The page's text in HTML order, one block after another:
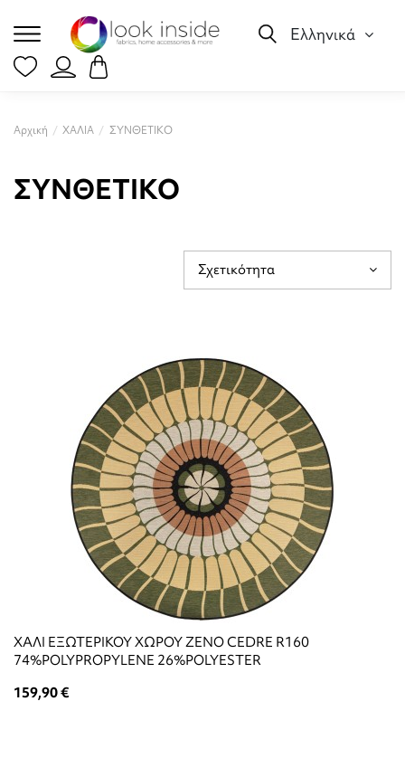
Ελληνικά
Αρχική ΧΑΛΙΑ ΣΥΝΘΕΤΙΚΟ
ΣΥΝΘΕΤΙΚΟ
Σχετικότητα
ΧΑΛΙ ΕΞΩΤΕΡΙΚΟΥ ΧΩΡΟΥ ZENO CEDRE R160
74%POLYPROPYLENE 26%POLYESTER
159,90 €